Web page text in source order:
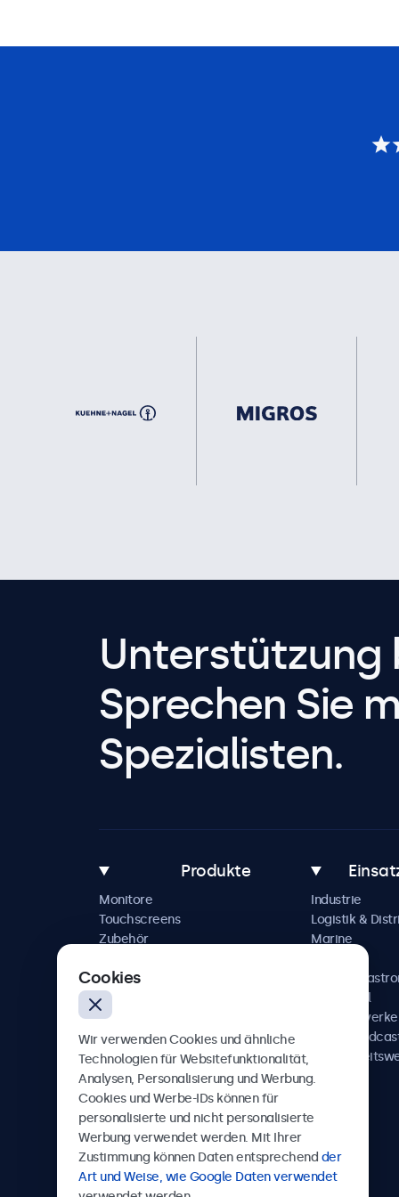
Unterstützung
Sprechen Sie
Spezialisten.
Produkte
Monitore
Touchscreens
Zubehör
Industrie
Logistik &
Marine
Hotel &
Automobil
AV &
Beetronics
Cookies
Wir verwenden Cookies und ähnliche
Technologien für Websitefunktionalität,
Analysen, Personalisierung und Werbung.
Cookies und Werbe-IDs können für
personalisierte und nicht personalisierte
Werbung verwendet werden. Mit Ihrer
Zustimmung können Daten entsprechend der
Art und Weise, wie Google Daten verwendet